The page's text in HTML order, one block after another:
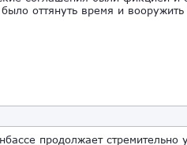
оттянуть время и
продолжает